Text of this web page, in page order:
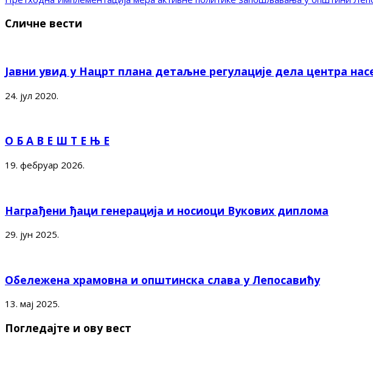
Сличне вести
Јавни увид у Нацрт плана детаљне регулације дела центра
24. јул 2020.
О Б А В Е Ш Т Е Њ Е
19. фебруар 2026.
Награђени ђаци генерација и носиоци Вукових диплома
29. јун 2025.
Обележена храмовна и општинска слава у Лепосавићу
13. мај 2025.
Погледајте и ову вест